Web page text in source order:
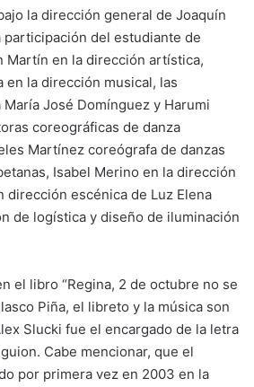
la dirección general de Joaquín
participación del estudiante de
Martín en la dirección artística,
en la dirección musical, las
José Domínguez y Harumi
coreográficas de danza
Martínez coreógrafa de danzas
Isabel Merino en la dirección
dirección escénica de Luz Elena
de logística y diseño de iluminación
el libro “Regina, 2 de octubre no se
Piña, el libreto y la música son
Slucki fue el encargado de la letra
Cabe mencionar, que el
por primera vez en 2003 en la